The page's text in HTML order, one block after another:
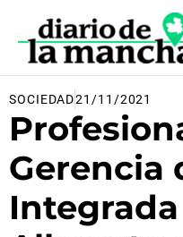
contenido
SOCIEDAD21/11/2021
Gerencia